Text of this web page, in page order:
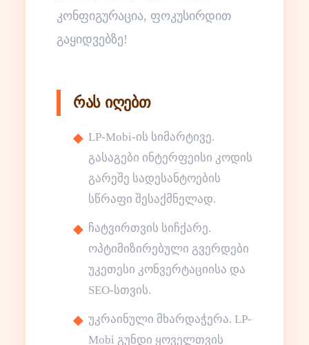
კონფიგურაცია, ფოკუსირდით
გაყიდვებზე!
რას იღებთ
LP-Mobi-ის სიმარტივე.
გასაგები ინტერფეისი კოდის
გარეშე სადესანტოების
სწრაფი შესაქმნელად.
ჩატვირთვის სიჩქარე.
ოპტიმიზირებული გვერდები
უკეთესი კონვერტაციისა და
SEO-სთვის.
უკრაინული მხარდაჭერა. LP-
Mobi გუნდი ყოველთვის